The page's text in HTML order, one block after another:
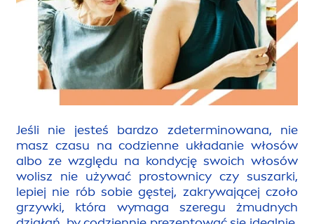
Jeśli nie jesteś bardzo zdeterminowana, nie
masz czasu na codzienne układanie włosów
albo ze względu na kondycję swoich włosów
wolisz nie używać prostownicy czy suszarki,
lepiej nie rób sobie gęstej, zakrywającej czoło
grzywki, która wymaga szeregu żmudnych